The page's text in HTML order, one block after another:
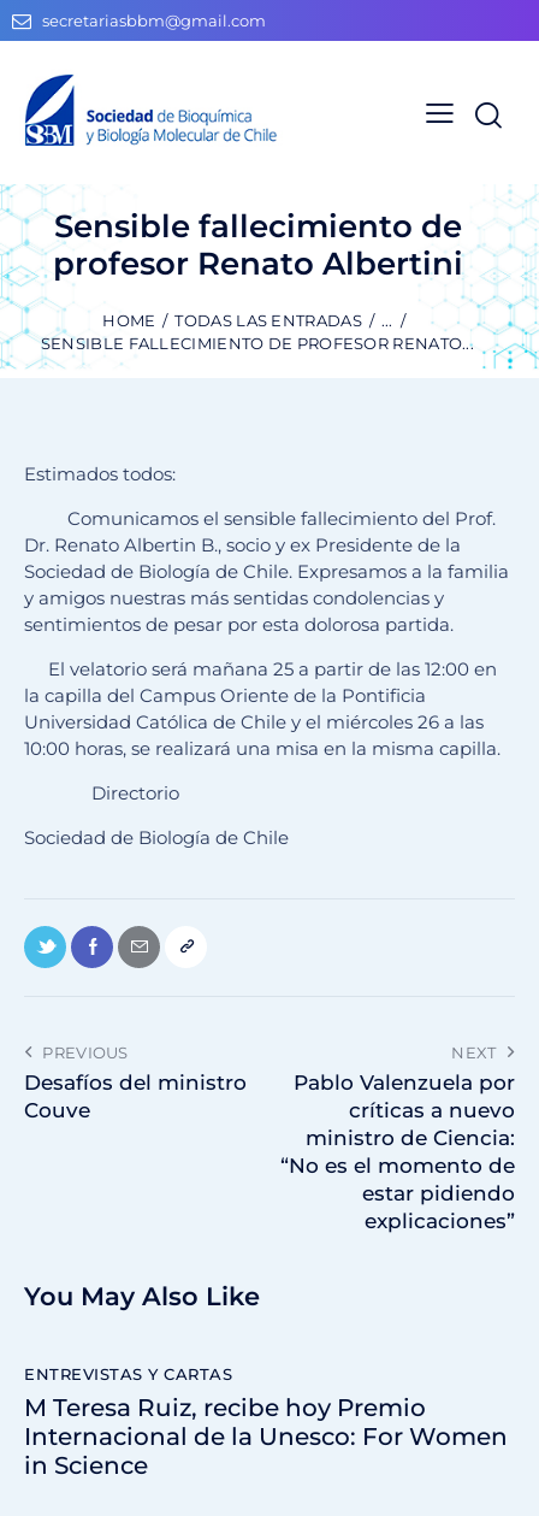
secretariasbbm@gmail.com
Sensible fallecimiento de
profesor Renato Albertini
HOME TODAS LAS ENTRADAS
...
SENSIBLE FALLECIMIENTO DE PROFESOR RENATO...
Estimados todos:
Comunicamos el sensible fallecimiento del Prof.
Dr. Renato Albertin B., socio y ex Presidente de la
Sociedad de Biología de Chile. Expresamos a la familia
y amigos nuestras más sentidas condolencias y
sentimientos de pesar por esta dolorosa partida.
El velatorio será mañana 25 a partir de las 12:00 en
la capilla del Campus Oriente de la Pontificia
Universidad Católica de Chile y el miércoles 26 a las
10:00 horas, se realizará una misa en la misma capilla.
Directorio
Sociedad de Biología de Chile
PREVIOUS
Desafíos del ministro
Couve
NEXT
Pablo Valenzuela por
críticas a nuevo
ministro de Ciencia:
“No es el momento de
estar pidiendo
explicaciones”
You May Also Like
ENTREVISTAS Y CARTAS
M Teresa Ruiz, recibe hoy Premio
Internacional de la Unesco: For Women
in Science